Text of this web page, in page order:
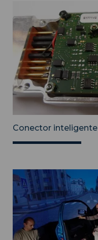
Conector inteligente